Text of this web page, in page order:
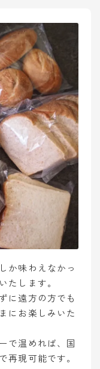
か味わえなかっ
たします。
に遠方の方でも
にお楽しみいた
で温めれば、国
再現可能です。